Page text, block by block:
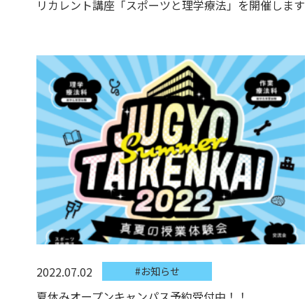
リカレント講座「スポーツと理学療法」を開催します
2022.07.02 #お知らせ